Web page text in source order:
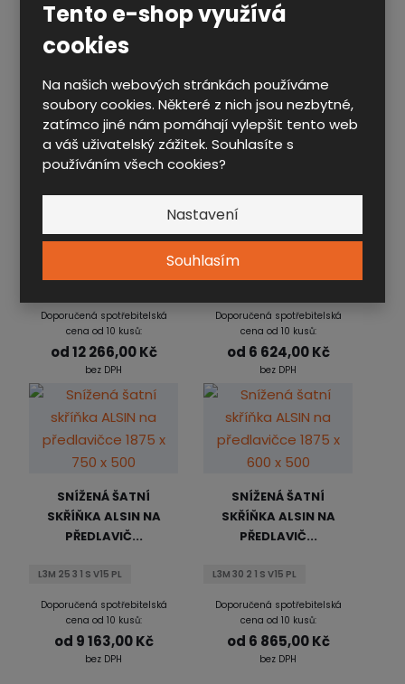
Tento e-shop využívá
cookies
Na našich webových stránkách používáme
soubory cookies. Některé z nich jsou nezbytné,
zatímco jiné nám pomáhají vylepšit tento web
a váš uživatelský zážitek. Souhlasíte s
používáním všech cookies?
Nastavení
Souhlasím
Doporučená spotřebitelská
cena od 10 kusů:
bez DPH
Doporučená spotřebitelská
bez DPH
PŘEDLAVIČ...
A3M 40 3 1 S V15 PL
Doporučená spotřebitelská
cena od 10 kusů:
od12 266,00 Kč
bez DPH
SNÍŽENÁ ŠATNÍ
PŘEDLAVIČ...
L3M 25 2 1 S V15 PL
Doporučená spotřebitelská
cena od 10 kusů:
od 6 624,00 Kč
bez DPH
SNÍŽENÁ ŠATNÍ
SKŘÍŇKA ALSIN NA
PŘEDLAVIČ...
L3M 25 3 1 S V15 PL
Doporučená spotřebitelská
cena od 10 kusů:
od 9 163,00 Kč
bez DPH
SNÍŽENÁ ŠATNÍ
SKŘÍŇKA ALSIN NA
PŘEDLAVIČ...
L3M 30 2 1 S V15 PL
Doporučená spotřebitelská
cena od 10 kusů:
od 6 865,00 Kč
bez DPH